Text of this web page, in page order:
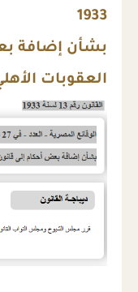
1933
بشأن إضافة
العقوبات